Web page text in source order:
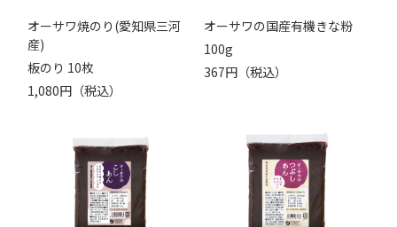
オーサワ焼のり(愛知県三河
産)
板のり 10枚
1,080円（税込）
オーサワの国産有機きな粉
100g
367円（税込）